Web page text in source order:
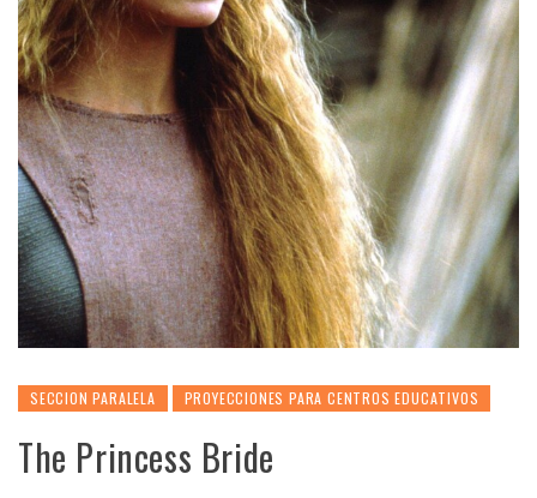
SECCION PARALELA PROYECCIONES PARA CENTROS EDUCATIVOS
The Princess Bride